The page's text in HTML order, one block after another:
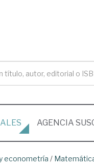
AGENCIA
econometría /